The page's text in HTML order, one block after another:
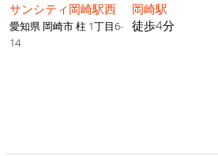
サンシティ岡崎駅西
愛知県 岡崎市 柱 1丁目6-
14
岡崎駅
徒歩4分